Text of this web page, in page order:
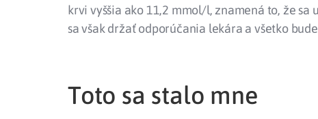
krvi vyššia ako 11,2 mmol/l, znamená to, že sa
sa však držať odporúčania lekára a všetko
Toto sa stalo mne